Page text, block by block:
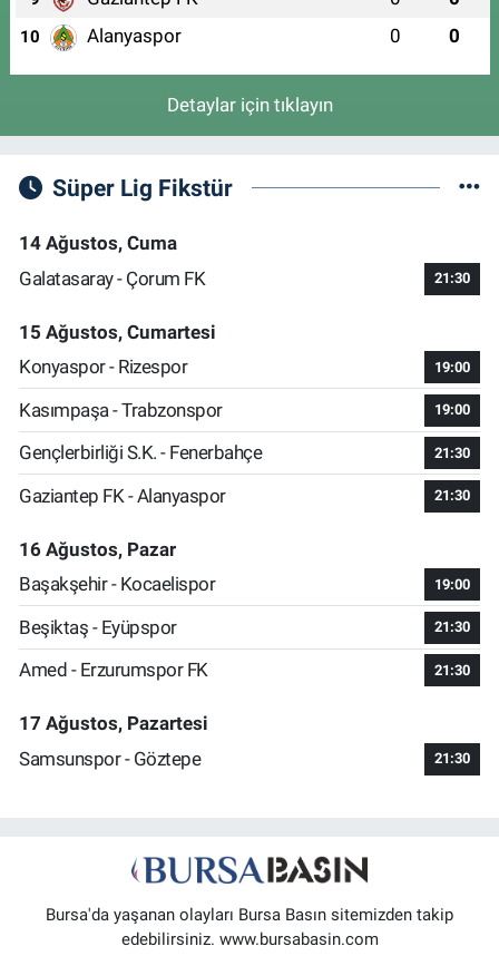
10 Alanyaspor 0 0
Detaylar için tıklayın
Süper Lig Fikstür
14 Ağustos, Cuma
Galatasaray - Çorum FK
21:30
15 Ağustos, Cumartesi
Konyaspor - Rizespor
19:00
Kasımpaşa - Trabzonspor 19:00
Gençlerbirliği S.K. - Fenerbahçe 21:30
Gaziantep FK - Alanyaspor 21:30
16 Ağustos, Pazar
Başakşehir - Kocaelispor
19:00
Beşiktaş - Eyüpspor 21:30
Amed - Erzurumspor FK 21:30
17 Ağustos, Pazartesi
Samsunspor - Göztepe
21:30
Bursa'da yaşanan olayları Bursa Basın sitemizden takip
edebilirsiniz. www.bursabasin.com